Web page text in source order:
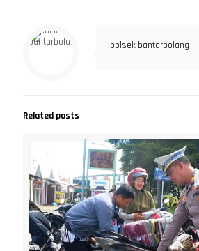
polsek bantarbolang
Related posts